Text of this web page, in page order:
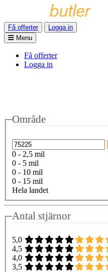
Få offerter
Logga in
Menu
Få offerter
Logga in
Område
0 - 2,5 mil
0 - 5 mil
0 - 10 mil
0 - 15 mil
Hela landet
Antal stjärnor
5,0
4,5
4,0
3,5